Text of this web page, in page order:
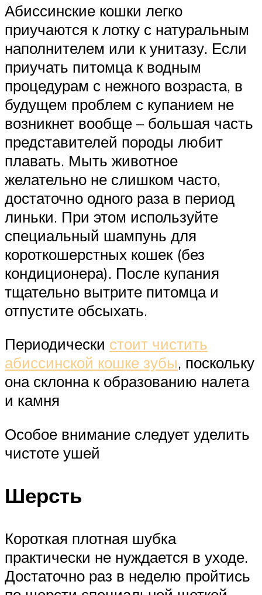
Абиссинские кошки легко
приучаются к лотку с натуральным
наполнителем или к унитазу. Если
приучать питомца к водным
процедурам с нежного возраста, в
будущем проблем с купанием не
возникнет вообще – большая часть
представителей породы любит
плавать. Мыть животное
желательно не слишком часто,
достаточно одного раза в период
линьки. При этом используйте
специальный шампунь для
короткошерстных кошек (без
кондиционера). После купания
тщательно вытрите питомца и
отпустите обсыхать.
Периодически стоит чистить
абиссинской кошке зубы, поскольку
она склонна к образованию налета
и камня
Особое внимание следует уделить
чистоте ушей
Шерсть
Короткая плотная шубка
практически не нуждается в уходе.
Достаточно раз в неделю пройтись